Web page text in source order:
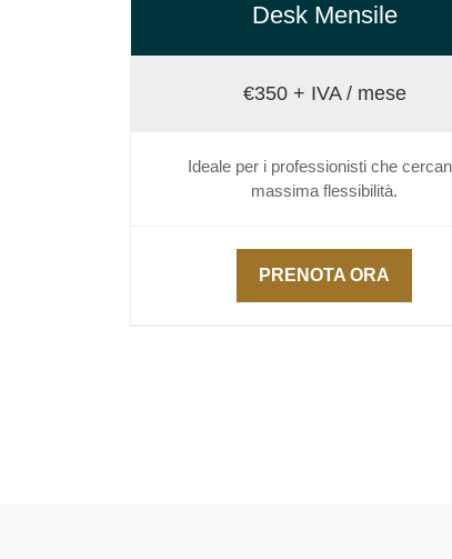
Desk Mensile
€350 + IVA / mese
Ideale per i professionisti che
massima flessibilità.
PRENOTA ORA